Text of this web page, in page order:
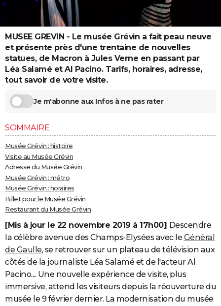
Destinations
Voyage nature
Voyage de noces
GUIDES D'ACHAT
BONS PLANS
CARTE DE VOEUX
Dictionnaire
Biographies
Citations
Expressions
Proverbes
COPAINS D'AVANT
S'inscrire
Se connecter
Lycées
Collèges
Primaires
Universités
Entreprises
Service militaire
Avis de recherche
AVIS DE DÉCÈS
FORUM
Bricolage
Lifestyle
Culture
Sport
Auto
Television
Voyage
Cinema
MUSEE GREVIN - Le musée Grévin a fait peau neuve
et présente près d'une trentaine de nouvelles
statues, de Macron à Jules Verne en passant par
Léa Salamé et Al Pacino. Tarifs, horaires, adresse,
tout savoir de votre visite.
Je m'abonne aux Infos à ne pas rater
SOMMAIRE
Musée Grévin : histoire
Visite au Musée Grévin
Adresse du Musée Grévin
Musée Grévin : métro
Musée Grévin : horaires
Billet pour le Musée Grévin
Restaurant du Musée Grévin
[Mis à jour le 22 novembre 2019 à 17h00] Descendre
la célèbre avenue des Champs-Elysées avec le Général
de Gaulle, se retrouver sur un plateau de télévision aux
côtés de la journaliste Léa Salamé et de l'acteur Al
Pacino.... Une nouvelle expérience de visite, plus
immersive, attend les visiteurs depuis la réouverture du
musée le 9 février dernier. La modernisation du musée